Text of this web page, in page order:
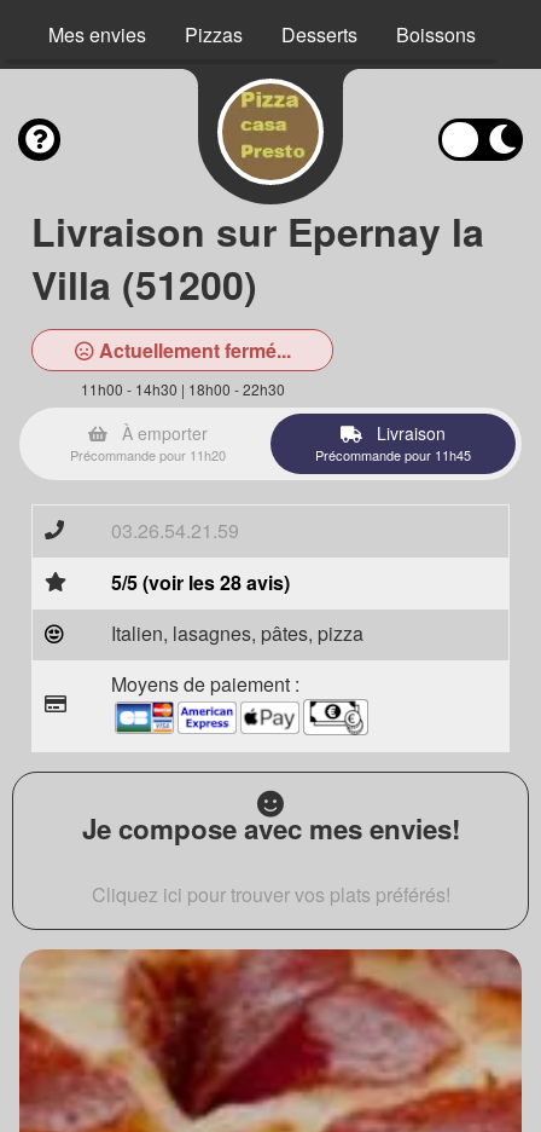
Mes envies Pizzas Desserts Boissons
Livraison sur Epernay la
Villa (51200)
Actuellement fermé...
11h00 - 14h30 | 18h00 - 22h30
À emporter
Précommande pour 11h20
Livraison
Précommande pour 11h45
03.26.54.21.59
5/5 (voir les 28 avis)
Italien, lasagnes, pâtes, pizza
Moyens de paiement :
Je compose avec mes envies!
Cliquez ici pour trouver vos plats préférés!